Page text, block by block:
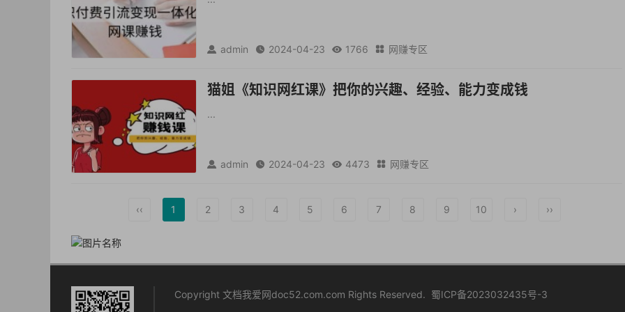
 admin  2024-04-23  1766  网赚专区
猫姐《知识网红课》把你的兴趣、经验、能力变成钱
...
 admin  2024-04-23  4473  网赚专区
‹‹ 1 2 3 4 5 6 7 8 9 10 › ››
Copyright 文档我爱网doc52.com.com Rights Reserved. 蜀ICP备2023032435号-3